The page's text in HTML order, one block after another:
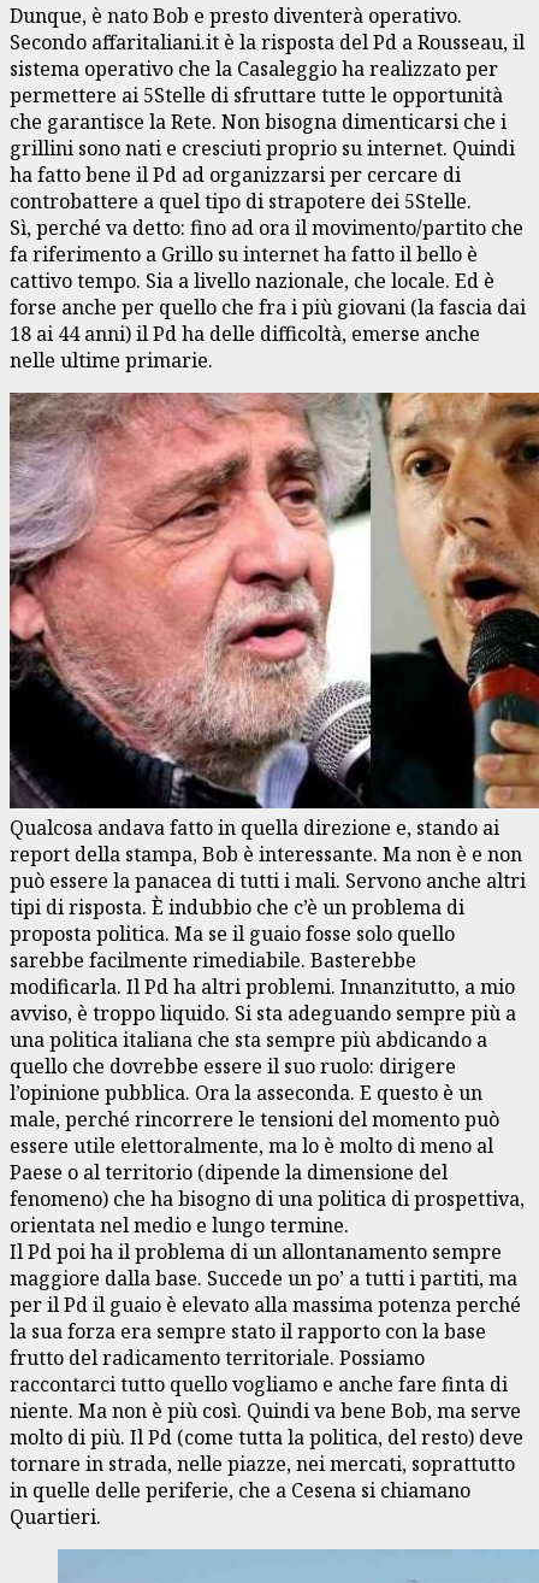
Dunque, è nato Bob e presto diventerà operativo.
Secondo affaritaliani.it è la risposta del Pd a Rousseau, il
sistema operativo che la Casaleggio ha realizzato per
permettere ai 5Stelle di sfruttare tutte le opportunità
che garantisce la Rete. Non bisogna dimenticarsi che i
grillini sono nati e cresciuti proprio su internet. Quindi
ha fatto bene il Pd ad organizzarsi per cercare di
controbattere a quel tipo di strapotere dei 5Stelle.
Sì, perché va detto: fino ad ora il movimento/partito che
fa riferimento a Grillo su internet ha fatto il bello è
cattivo tempo. Sia a livello nazionale, che locale. Ed è
forse anche per quello che fra i più giovani (la fascia dai
18 ai 44 anni) il Pd ha delle difficoltà, emerse anche
nelle ultime primarie.
Qualcosa andava fatto in quella direzione e, stando ai
report della stampa, Bob è interessante. Ma non è e non
può essere la panacea di tutti i mali. Servono anche altri
tipi di risposta. È indubbio che c’è un problema di
proposta politica. Ma se il guaio fosse solo quello
sarebbe facilmente rimediabile. Basterebbe
modificarla. Il Pd ha altri problemi. Innanzitutto, a mio
avviso, è troppo liquido. Si sta adeguando sempre più a
una politica italiana che sta sempre più abdicando a
quello che dovrebbe essere il suo ruolo: dirigere
l’opinione pubblica. Ora la asseconda. E questo è un
male, perché rincorrere le tensioni del momento può
essere utile elettoralmente, ma lo è molto di meno al
Paese o al territorio (dipende la dimensione del
fenomeno) che ha bisogno di una politica di prospettiva,
orientata nel medio e lungo termine.
Il Pd poi ha il problema di un allontanamento sempre
maggiore dalla base. Succede un po’ a tutti i partiti, ma
per il Pd il guaio è elevato alla massima potenza perché
la sua forza era sempre stato il rapporto con la base
frutto del radicamento territoriale. Possiamo
raccontarci tutto quello vogliamo e anche fare finta di
niente. Ma non è più così. Quindi va bene Bob, ma serve
molto di più. Il Pd (come tutta la politica, del resto) deve
tornare in strada, nelle piazze, nei mercati, soprattutto
in quelle delle periferie, che a Cesena si chiamano
Quartieri.